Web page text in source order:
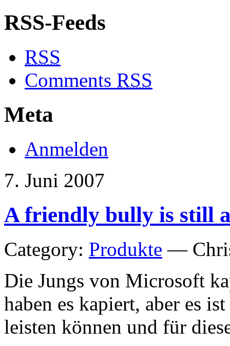
RSS-Feeds
RSS
Comments RSS
Meta
Anmelden
7. Juni 2007
A friendly bully is still
Category: Produkte —
Die Jungs von Microsoft
haben es kapiert, aber es
leisten können und für